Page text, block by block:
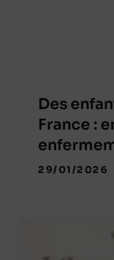
Des
France :
29/01/2026